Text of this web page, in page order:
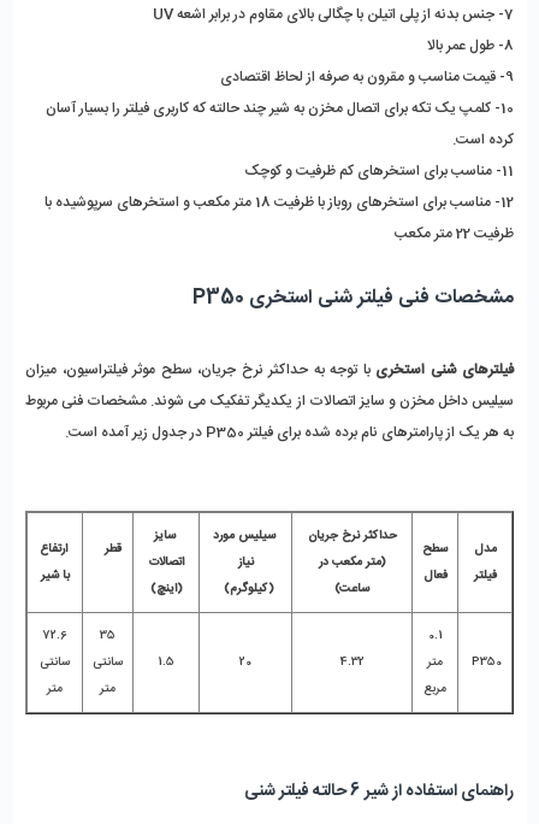
7- جنس بدنه از پلی اتیلن با چگالی بالای مقاوم در برابر اشعه UV
8- طول عمر بالا
9- قیمت مناسب و مقرون به صرفه از لحاظ اقتصادی
10- کلمپ یک تکه برای اتصال مخزن به شیر چند حالته که کاربری فیلتر را بسیار آسان
کرده است.
11- مناسب برای استخرهای کم ظرفیت و کوچک
12- مناسب برای استخرهای روباز با ظرفیت 18 متر مکعب و استخرهای سرپوشیده با
ظرفیت 22 متر مکعب
مشخصات فنی فیلتر شنی استخری P350
فیلترهای شنی استخری با توجه به حداکثر نرخ جریان، سطح موثر فیلتراسیون، میزان
سیلیس داخل مخزن و سایز اتصالات از یکدیگر تفکیک می شوند. مشخصات فنی مربوط
به هر یک از پارامترهای نام برده شده برای فیلتر P350 در جدول زیر آمده است.
مدل
فیلتر
سطح
فعال
حداکثر نرخ جریان
(متر مکعب در
ساعت)
سیلیس مورد
نیاز
(کیلوگرم)
سایز
اتصالات
(اینچ)
قطر
ارتفاع
با شیر
P350
0.1
متر
مربع
20
1.5
35
سانتی
متر
72.6
سانتی
متر
راهنمای استفاده از شیر 6 حالته فیلتر شنی